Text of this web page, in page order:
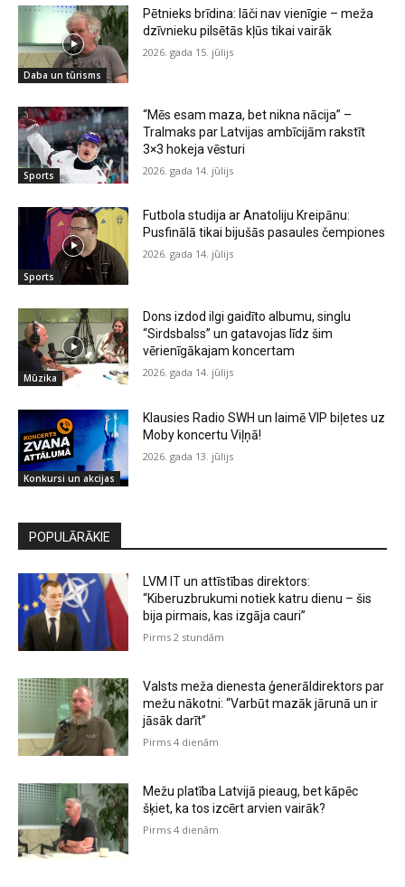
Daba un tūrisms
Pētnieks brīdina: lāči nav vienīgie – meža
dzīvnieku pilsētās kļūs tikai vairāk
2026. gada 15. jūlijs
Sports
“Mēs esam maza, bet nikna nācija” –
Tralmaks par Latvijas ambīcijām rakstīt
3×3 hokeja vēsturi
2026. gada 14. jūlijs
Sports
Futbola studija ar Anatoliju Kreipānu:
Pusfinālā tikai bijušās pasaules čempiones
2026. gada 14. jūlijs
Mūzika
Dons izdod ilgi gaidīto albumu, singlu
“Sirdsbalss” un gatavojas līdz šim
vērienīgākajam koncertam
2026. gada 14. jūlijs
Konkursi un akcijas
Klausies Radio SWH un laimē VIP biļetes uz
Moby koncertu Viļņā!
2026. gada 13. jūlijs
POPULĀRĀKIE
LVM IT un attīstības direktors:
“Kiberuzbrukumi notiek katru dienu – šis
bija pirmais, kas izgāja cauri”
Pirms 2 stundām
Valsts meža dienesta ģenerāldirektors par
mežu nākotni: “Varbūt mazāk jārunā un ir
jāsāk darīt”
Pirms 4 dienām
Mežu platība Latvijā pieaug, bet kāpēc
šķiet, ka tos izcērt arvien vairāk?
Pirms 4 dienām